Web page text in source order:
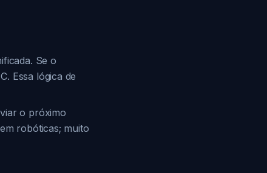
Se o
Essa lógica de
o próximo
robóticas; muito